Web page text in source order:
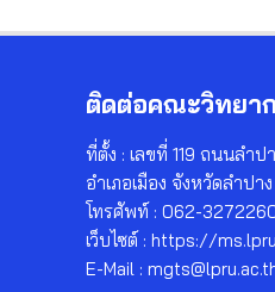
ติดต่อคณะวิทยา
ที่ตั้ง : เลขที่ 119 ถนนลำ
อำเภอเมือง จังหวัดลำปา
โทรศัพท์ : 062-
เว็บไซต์ : https://
E-Mail :